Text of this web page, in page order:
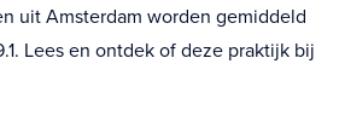
uit Amsterdam worden gemiddeld
Lees en ontdek of deze praktijk bij